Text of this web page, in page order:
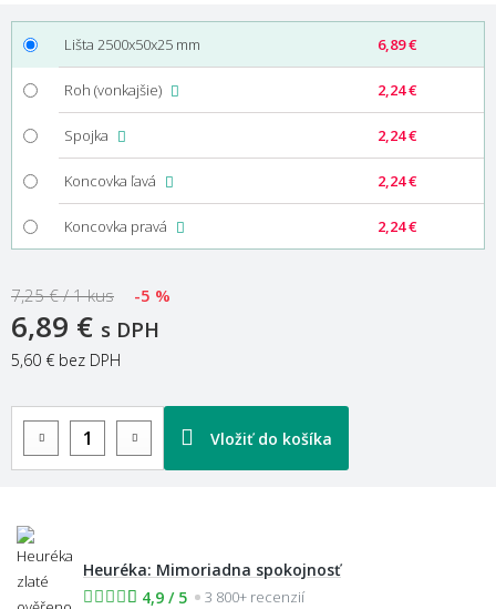
Lišta 2500x50x25 mm 6,89 €
Roh (vonkajšie) 2,24 €
Spojka 2,24 €
Koncovka ľavá 2,24 €
Koncovka pravá 2,24 €
7,25 € / 1 kus -5 %
6,89 € s DPH
5,60 € bez DPH
Vložiť do košíka
Heuréka: Mimoriadna spokojnosť
4,9 / 5
3 800+ recenzií